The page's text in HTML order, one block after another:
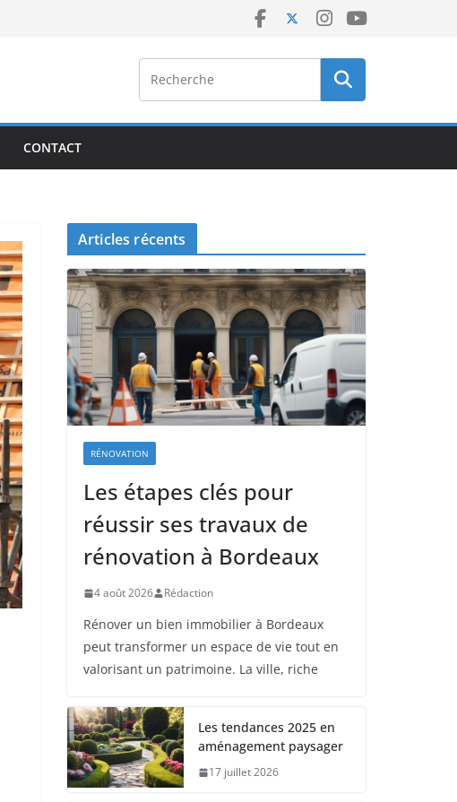
CONTACT
Articles récents
RÉNOVATION
Les étapes clés pour
réussir ses travaux de
rénovation à Bordeaux
4 août 2026 Rédaction
Rénover un bien immobilier à Bordeaux
peut transformer un espace de vie tout en
valorisant un patrimoine. La ville, riche
Les tendances 2025 en
aménagement paysager
17 juillet 2026